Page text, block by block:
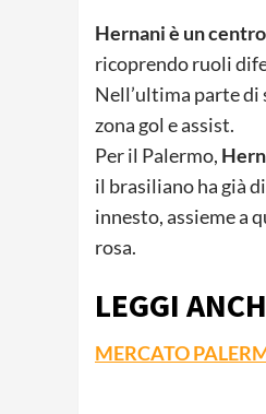
Hernani è un
ricoprendo ruoli
Nell’ultima parte
zona gol e assist.
Per il Palermo,
il brasiliano ha già
innesto, assieme a
rosa.
LEGGI
MERCATO